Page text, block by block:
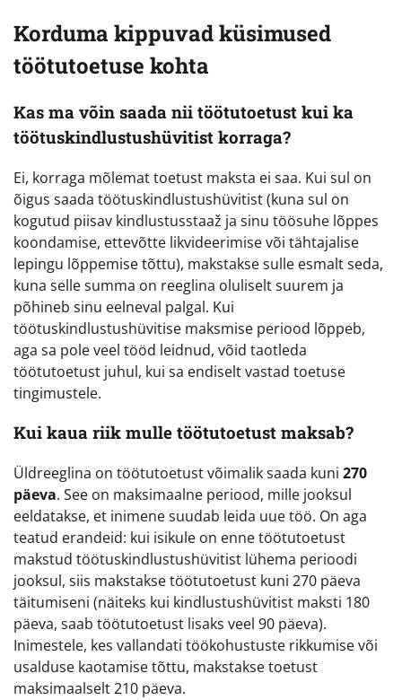
Korduma kippuvad küsimused
töötutoetuse kohta
Kas ma võin saada nii töötutoetust kui ka
töötuskindlustushüvitist korraga?
Ei, korraga mõlemat toetust maksta ei saa. Kui sul on
õigus saada töötuskindlustushüvitist (kuna sul on
kogutud piisav kindlustusstaaž ja sinu töösuhe lõppes
koondamise, ettevõtte likvideerimise või tähtajalise
lepingu lõppemise tõttu), makstakse sulle esmalt seda,
kuna selle summa on reeglina oluliselt suurem ja
põhineb sinu eelneval palgal. Kui
töötuskindlustushüvitise maksmise periood lõppeb,
aga sa pole veel tööd leidnud, võid taotleda
töötutoetust juhul, kui sa endiselt vastad toetuse
tingimustele.
Kui kaua riik mulle töötutoetust maksab?
Üldreeglina on töötutoetust võimalik saada kuni 270
päeva. See on maksimaalne periood, mille jooksul
eeldatakse, et inimene suudab leida uue töö. On aga
teatud erandeid: kui isikule on enne töötutoetust
makstud töötuskindlustushüvitist lühema perioodi
jooksul, siis makstakse töötutoetust kuni 270 päeva
täitumiseni (näiteks kui kindlustushüvitist maksti 180
päeva, saab töötutoetust lisaks veel 90 päeva).
Inimestele, kes vallandati töökohustuste rikkumise või
usalduse kaotamise tõttu, makstakse toetust
maksimaalselt 210 päeva.